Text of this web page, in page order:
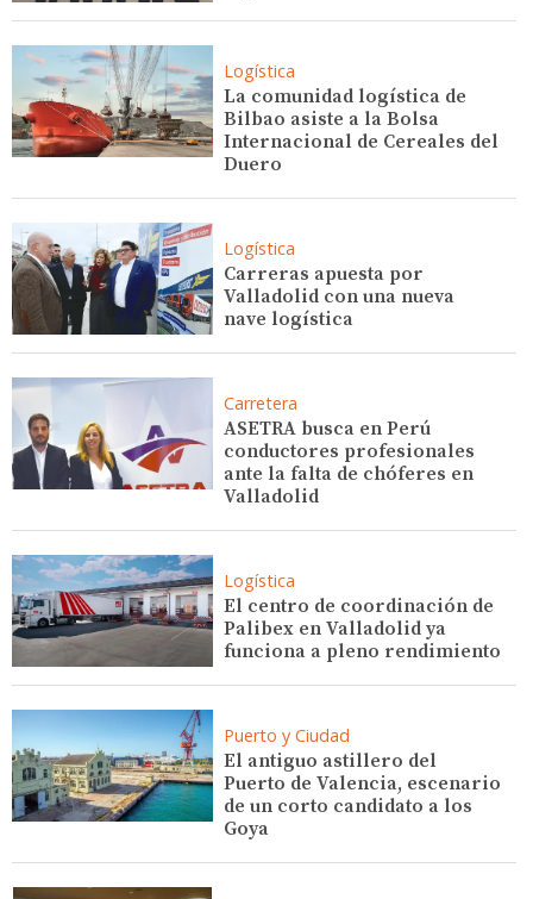
Logística
La comunidad logística de
Bilbao asiste a la Bolsa
Internacional de Cereales del
Duero
Logística
Carreras apuesta por
Valladolid con una nueva
nave logística
Carretera
ASETRA busca en Perú
conductores profesionales
ante la falta de chóferes en
Valladolid
Logística
El centro de coordinación de
Palibex en Valladolid ya
funciona a pleno rendimiento
Puerto y Ciudad
El antiguo astillero del
Puerto de Valencia, escenario
de un corto candidato a los
Goya